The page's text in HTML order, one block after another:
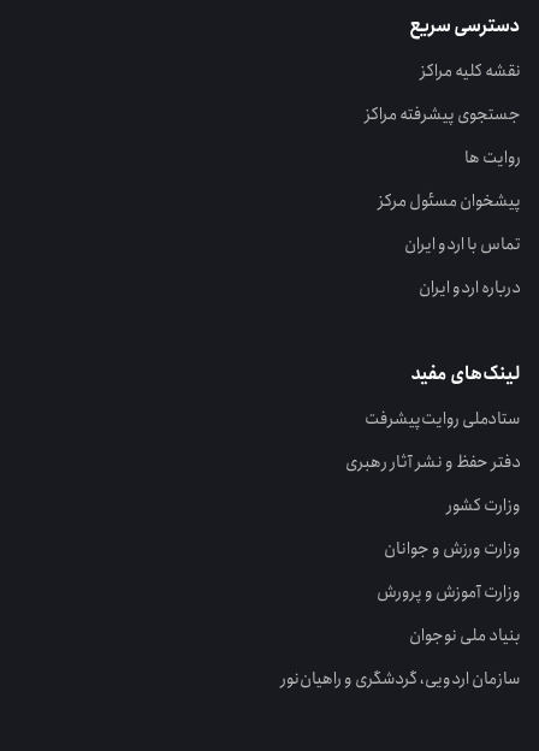
دسترسی سریع
نقشه کلیه مراکز
جستجوی پیشرفته مراکز
روایت ها
پیشخوان مسئول مرکز
تماس با اردو ایران
درباره اردو ایران
لینک‌های مفید
ستاد‌ملی روایت‌پیشرفت
دفتر حفظ و نشر آثار رهبری
وزارت کشور
وزارت ورزش و جوانان
وزارت آموزش و پرورش
بنیاد ملی نوجوان
سازمان اردویی، گردشگری و راهیان‌نور